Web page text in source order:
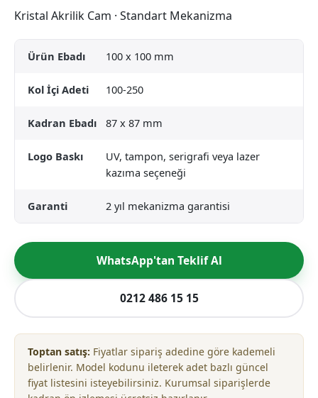
Kristal Akrilik Cam · Standart Mekanizma
Ürün Ebadı 100 x 100 mm
Kol İçi Adeti 100-250
Kadran Ebadı 87 x 87 mm
Logo Baskı
UV, tampon, serigrafi veya lazer
kazıma seçeneği
Garanti 2 yıl mekanizma garantisi
WhatsApp'tan Teklif Al
0212 486 15 15
Toptan satış: Fiyatlar sipariş adedine göre kademeli
belirlenir. Model kodunu ileterek adet bazlı güncel
fiyat listesini isteyebilirsiniz. Kurumsal siparişlerde